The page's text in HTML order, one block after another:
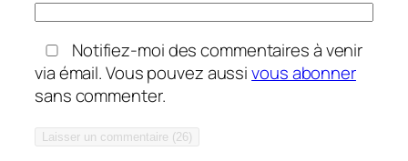
Notifiez-moi des commentaires à venir
via émail. Vous pouvez aussivous abonner
sans commenter.